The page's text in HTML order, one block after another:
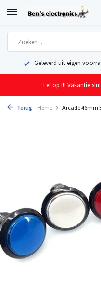
Geleverd uit eigen
Let op !!! Vakantie
Terug Home Arcade 46mm